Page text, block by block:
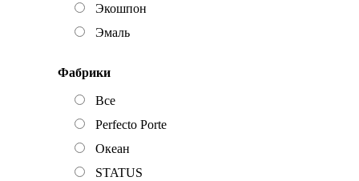
Экошпон
Эмаль
Фабрики
Все
Perfecto Porte
Океан
STATUS